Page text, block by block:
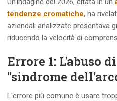
Un'indagine del 2026, citata in un
tendenze cromatiche, ha
aziendali analizzate presentava
riducendo la velocità di
Errore 1: L'abuso
"sindrome
L'errore più comune è usare